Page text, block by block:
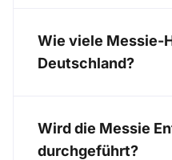
Wie viele Messie-
Deutschland?
Wird die Messie
durchgeführt?